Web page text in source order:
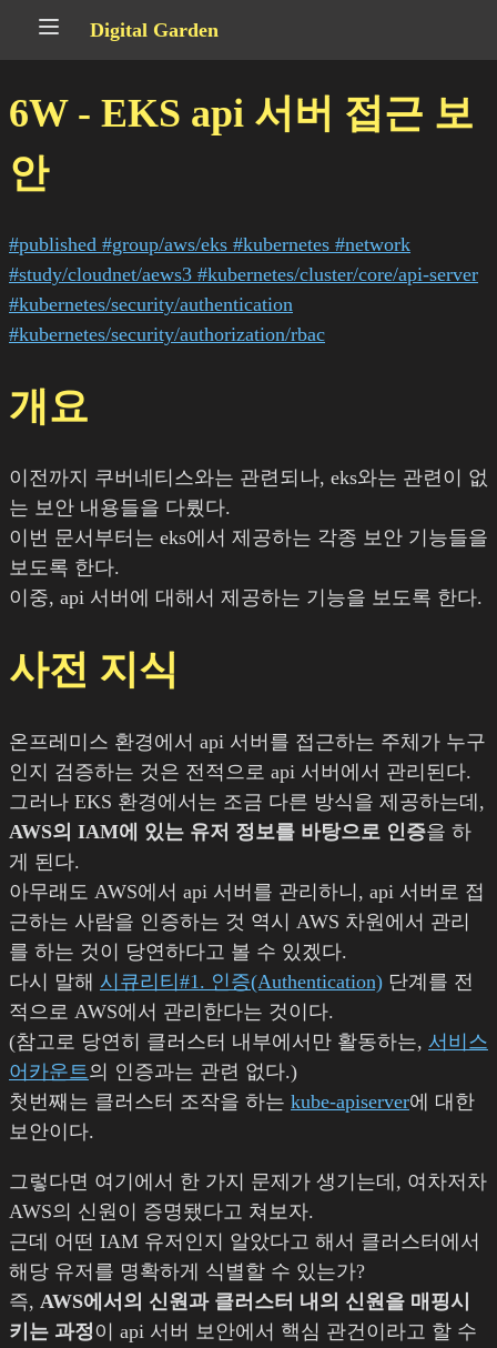
Digital Garden
6W - EKS api 서버 접근 보
안
#published #group/aws/eks #kubernetes #network
#study/cloudnet/aews3 #kubernetes/cluster/core/api-server
#kubernetes/security/authentication
#kubernetes/security/authorization/rbac
개요
이전까지 쿠버네티스와는 관련되나, eks와는 관련이 없
는 보안 내용들을 다뤘다.
이번 문서부터는 eks에서 제공하는 각종 보안 기능들을
보도록 한다.
이중, api 서버에 대해서 제공하는 기능을 보도록 한다.
사전 지식
온프레미스 환경에서 api 서버를 접근하는 주체가 누구
인지 검증하는 것은 전적으로 api 서버에서 관리된다.
그러나 EKS 환경에서는 조금 다른 방식을 제공하는데,
AWS의 IAM에 있는 유저 정보를 바탕으로 인증을 하
게 된다.
아무래도 AWS에서 api 서버를 관리하니, api 서버로 접
근하는 사람을 인증하는 것 역시 AWS 차원에서 관리
를 하는 것이 당연하다고 볼 수 있겠다.
다시 말해 시큐리티#1. 인증(Authentication) 단계를 전
적으로 AWS에서 관리한다는 것이다.
(참고로 당연히 클러스터 내부에서만 활동하는, 서비스
어카운트 의 인증과는 관련 없다.)
첫번째는 클러스터 조작을 하는 kube-apiserver에 대한
보안이다.
그렇다면 여기에서 한 가지 문제가 생기는데, 여차저차
AWS의 신원이 증명됐다고 쳐보자.
근데 어떤 IAM 유저인지 알았다고 해서 클러스터에서
해당 유저를 명확하게 식별할 수 있는가?
즉, AWS에서의 신원과 클러스터 내의 신원을 매핑시
키는 과정이 api 서버 보안에서 핵심 관건이라고 할 수